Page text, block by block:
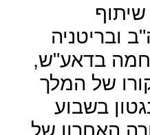
ובריטניה
בדאע"ש,
של המלך
בשבוע
האחרון של